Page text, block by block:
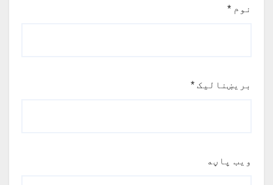
نوم *
بریښنالیک *
ویب پاڼه